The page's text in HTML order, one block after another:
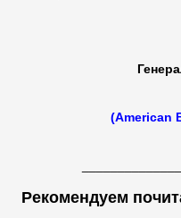
(American
Рекомендуем